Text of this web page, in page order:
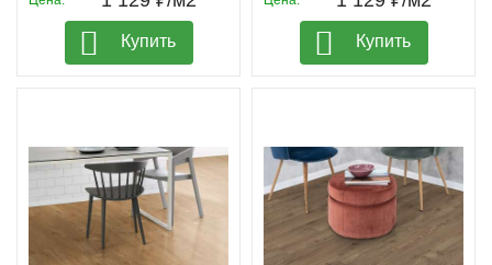
Купить Купить